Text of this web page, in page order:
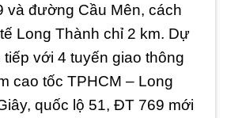
và đường Cầu Mên, cách
Long Thành chỉ 2 km. Dự
với 4 tuyến giao thông
cao tốc TPHCM – Long
quốc lộ 51, ĐT 769 mới